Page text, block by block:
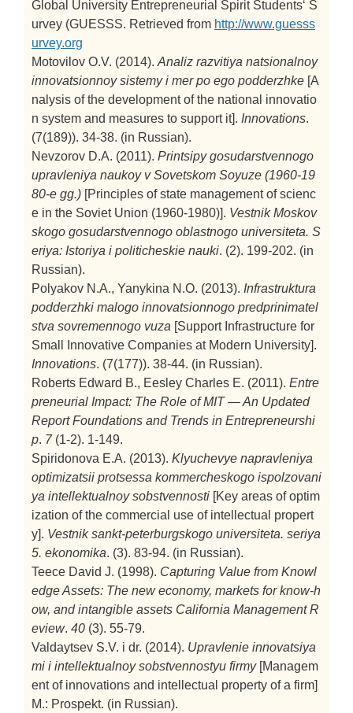
Global University Entrepreneurial Spirit Students‘ S
urvey (GUESSS. Retrieved from http://www.guesss
urvey.org
Motovilov O.V. (2014). Analiz razvitiya natsionalnoy
innovatsionnoy sistemy i mer po ego podderzhke [A
nalysis of the development of the national innovatio
n system and measures to support it]. Innovations.
(7(189)). 34-38. (in Russian).
Nevzorov D.A. (2011). Printsipy gosudarstvennogo
upravleniya naukoy v Sovetskom Soyuze (1960-19
80-e gg.) [Principles of state management of scienc
e in the Soviet Union (1960-1980)]. Vestnik Moskov
skogo gosudarstvennogo oblastnogo universiteta. S
eriya: Istoriya i politicheskie nauki. (2). 199-202. (in
Russian).
Polyakov N.A., Yanykina N.O. (2013). Infrastruktura
podderzhki malogo innovatsionnogo predprinimatel
stva sovremennogo vuza [Support Infrastructure for
Small Innovative Companies at Modern University].
Innovations. (7(177)). 38-44. (in Russian).
Roberts Edward B., Eesley Charles E. (2011). Entre
preneurial Impact: The Role of MIT — An Updated
Report Foundations and Trends in Entrepreneurshi
p. 7(1-2). 1-149.
Spiridonova E.A. (2013). Klyuchevye napravleniya
optimizatsii protsessa kommercheskogo ispolzovani
ya intellektualnoy sobstvennosti [Key areas of optim
ization of the commercial use of intellectual propert
y]. Vestnik sankt-peterburgskogo universiteta. seriya
5. ekonomika. (3). 83-94. (in Russian).
Teece David J. (1998). Capturing Value from Knowl
edge Assets: The new economy, markets for know-h
ow, and intangible assets California Management R
eview. 40 (3). 55-79.
Valdaytsev S.V. i dr. (2014). Upravlenie innovatsiya
mi i intellektualnoy sobstvennostyu firmy[Managem
ent of innovations and intellectual property of a firm]
M.: Prospekt. (in Russian).